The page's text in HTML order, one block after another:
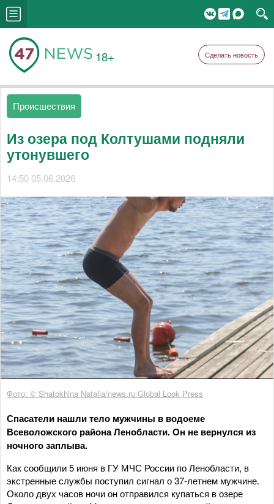
18+ Сделать новость
Происшествия
Из озера под Колтушами подняли
утонувшего
14:50 05.06.2026
Фото: © Shatokhina Natalia/news.ru Global Look Press
Спасатели нашли тело мужчины в водоеме
Всеволожского района Ленобласти. Он не вернулся из
ночного заплыва.
Как сообщили 5 июня в ГУ МЧС России по Ленобласти, в
экстренные службы поступил сигнал о 37-летнем мужчине.
Около двух часов ночи он отправился купаться в озере